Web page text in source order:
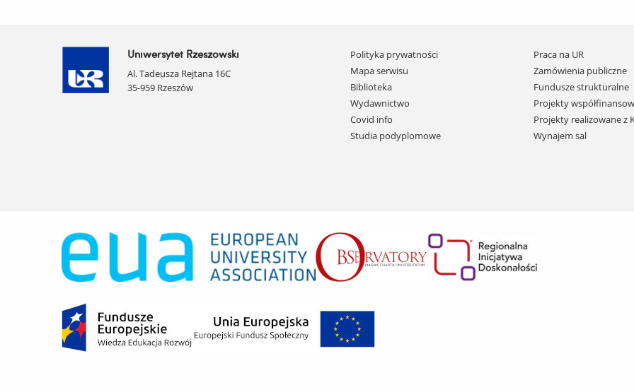
Uniwersytet Rzeszowski
Al. Tadeusza Rejtana 16C
35-959 Rzeszów
Pomiń
nawigację
i
przejdź
do
treści
Polityka prywatności
Mapa serwisu
Biblioteka
Wydawnictwo
Covid info
Studia podyplomowe
Praca na UR
Zamówienia publiczne
Fundusze strukturalne
Projekty
Projekty realizowane z
Wynajem sal